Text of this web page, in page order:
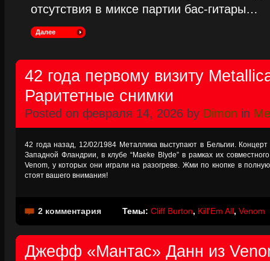
отсутствия в миксе партии бас-гитары…
Далее
42 года первому визиту
Раритетные снимки
Posted on февраля 14, 2026 by Dimon in
42 года назад, 12/02/1984 Металлика выступают в Бельгии.
Западной Фландрии, в клубе “Maeke Blyde” в рамках их
Venom, у которых они играли на разогреве. Жми по кнопке в
стоят вашего внимания!
2 комментария Темы: Cliff Burton, Kill'Em All, Venom
Джефф «Мантас» Данн из